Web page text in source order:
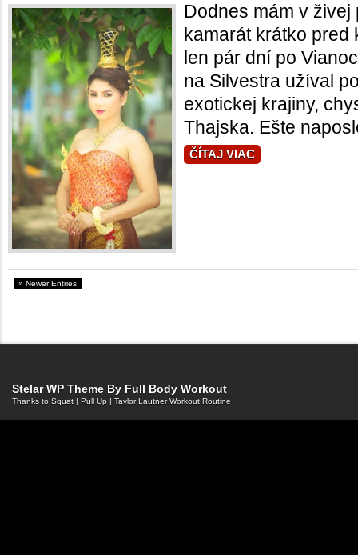
Dodnes mám v živej
kamarát krátko pred
len pár dní po
na Silvestra užíval
exotickej krajiny,
Thajska. Ešte
ČÍTAJ VIAC
» Newer Entries
Stelar WP Theme By Full Body Workout
Thanks to Squat | Pull Up | Taylor Lautner Workout Routine